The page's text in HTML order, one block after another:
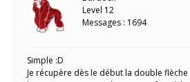
Level 12
Messages : 1694
Simple :D
Je récupère dès le début la double